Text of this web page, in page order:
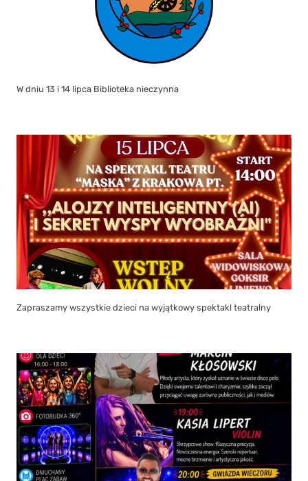
W dniu 13 i 14 lipca Biblioteka nieczynna
Zapraszamy wszystkie dzieci na wyjątkowy spektakl teatralny